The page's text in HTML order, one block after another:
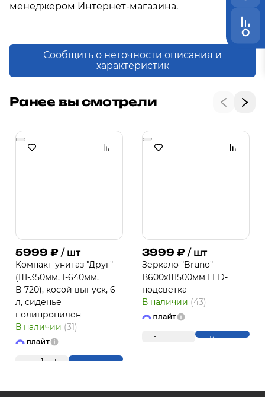
0
менеджером Интернет-магазина.
Сообщить о неточности описания и
характеристик
Ранее вы смотрели
5999 ₽ / шт
Компакт-унитаз "Друг"
(Ш-350мм, Г-640мм,
В-720), косой выпуск, 6
л, сиденье
полипропилен
В наличии (31)
1 + Купить
3999 ₽ / шт
Зеркало "Bruno"
В600хШ500мм LED-
подсветка
В наличии (43)
- 1 + Купить